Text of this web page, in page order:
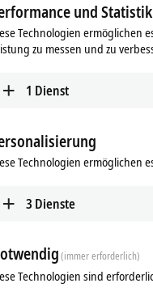
und Statistik
Technologien ermöglichen
zu messen und zu
1 Dienst
Technologien ermöglichen
3 Dienste
(immer erforderlich)
Technologien sind